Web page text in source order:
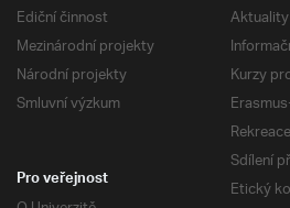
Ediční činnost
Mezinárodní projekty
Národní projekty
Smluvní výzkum
Aktuality
Kurzy
Rekreace
Sdílení
Etický
Pro veřejnost